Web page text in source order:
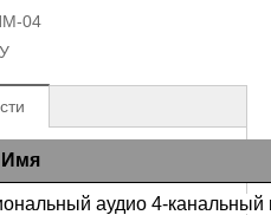
04
Имя
аудио 4-канальный